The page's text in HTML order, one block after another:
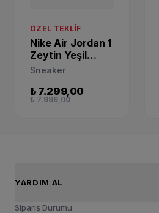
ÖZEL TEKLIF
Nike Air Jordan 1
Zeytin Yeşil
Günlük Sneaker
Sneaker
₺ 7.299,00
₺ 7.999,00
YARDIM AL
Sipariş Durumu